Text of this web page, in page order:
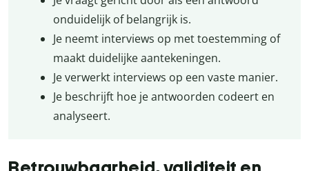
onduidelijk of belangrijk is.
Je neemt interviews op met toestemming of
maakt duidelijke aantekeningen.
Je verwerkt interviews op een vaste manier.
Je beschrijft hoe je antwoorden codeert en
analyseert.